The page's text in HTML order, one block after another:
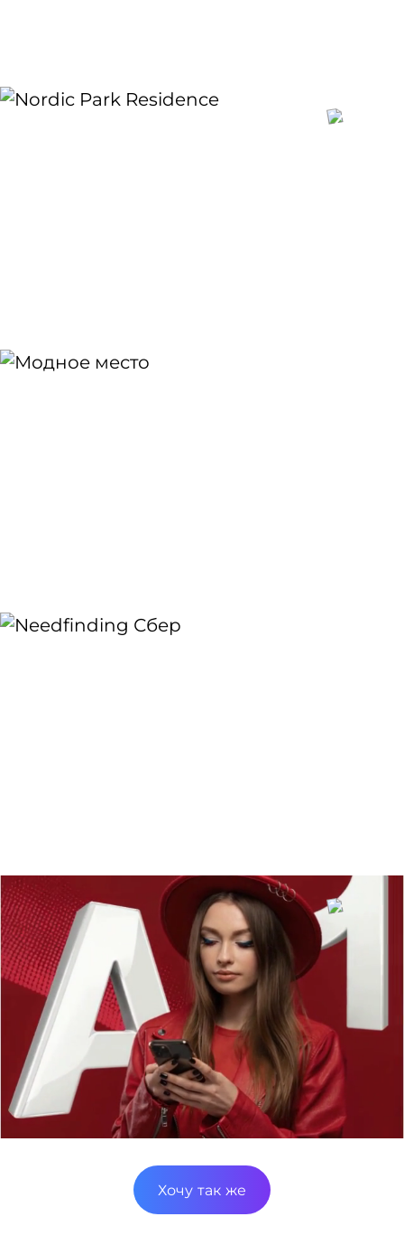
Создать презентацию в рамках строгого
брендбука
Хочу так же